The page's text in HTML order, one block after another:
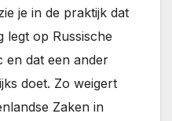
je in de praktijk dat
legt op Russische
en dat een ander
doet. Zo weigert
Zaken in